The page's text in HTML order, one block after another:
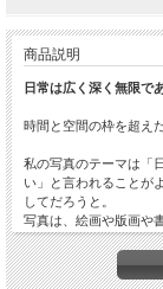
商品説明
日常は広く深く無限で
時間と空間の枠を超え
私の写真のテーマは「
い」と言われることが
してだろうと。
写真は、絵画や版画や
を詮索せず、日常に内